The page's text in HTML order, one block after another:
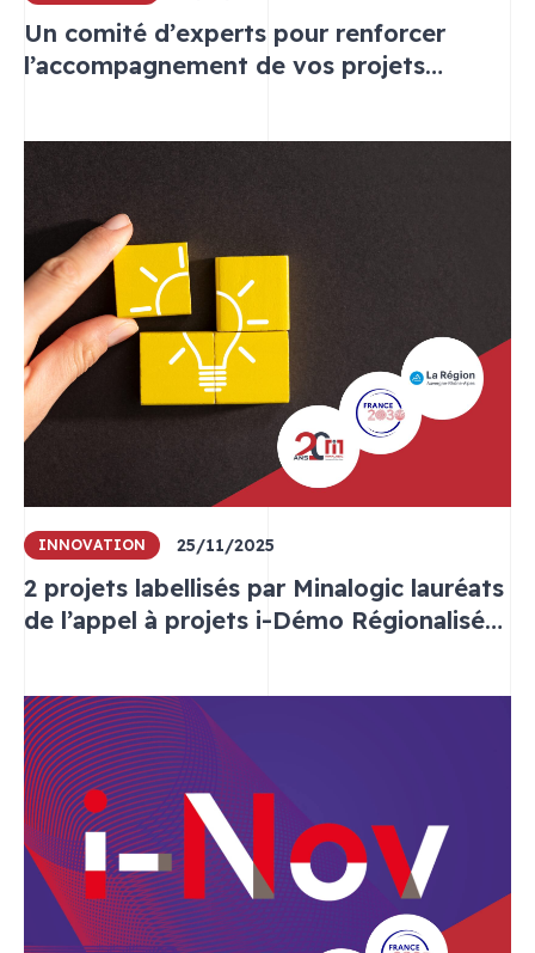
Un comité d’experts pour renforcer
l’accompagnement de vos projets
INNOVATION 25/11/2025
2 projets labellisés par Minalogic lauréats
de l’appel à projets i-Démo Régionalisé